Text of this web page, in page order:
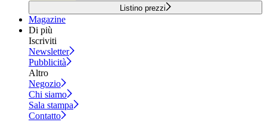
Listino prezzi
Magazine
Di più
Iscriviti
Newsletter
Pubblicità
Altro
Negozio
Chi siamo
Sala stampa
Contatto